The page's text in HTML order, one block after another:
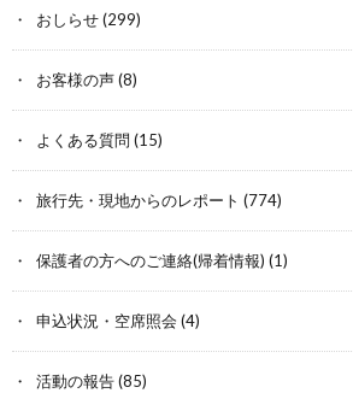
おしらせ(299)
お客様の声(8)
よくある質問 (15)
旅行先・現地からのレポート (774)
保護者の方へのご連絡(帰着情報) (1)
申込状況・空席照会 (4)
活動の報告(85)